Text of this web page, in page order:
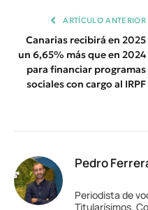
ARTÍCULO ANTERIOR
Canarias recibirá en 2025
un 6,65% más que en 2024
para financiar programas
sociales con cargo al IRPF
Pedro
Periodista de
Titularísimos.